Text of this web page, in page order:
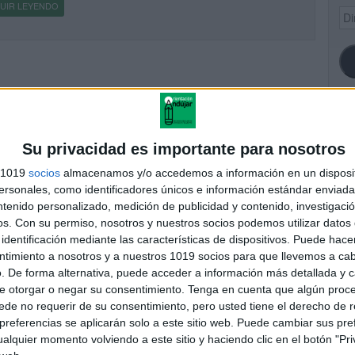
Su privacidad es importante para nosotros
socios almacenamos y/o accedemos a información en un
como identificadores únicos e información estándar
personalizado, medición de publicidad y contenido,
Con su permiso, nosotros y nuestros socios podemos utilizar datos
mediante las características de dispositivos. Puede
a nosotros y a nuestros 1019 socios para que llevemos a
De forma alternativa, puede acceder a información más detallada y
otorgar o negar su consentimiento. Tenga en cuenta que algún
no requerir de su consentimiento, pero usted tiene el derecho de
se aplicarán solo a este sitio web. Puede cambiar sus
momento volviendo a este sitio y haciendo clic en el botón
LEYENDO
de